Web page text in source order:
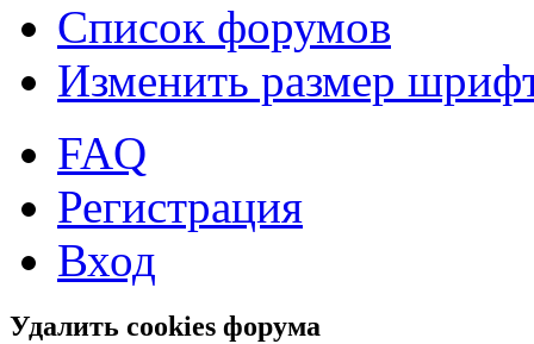
Список форумов
Изменить размер
FAQ
Регистрация
Вход
Удалить cookies форума